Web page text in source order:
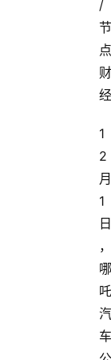
/
节
点
财
经
1
2
月
1
日
，
哪
吒
汽
车